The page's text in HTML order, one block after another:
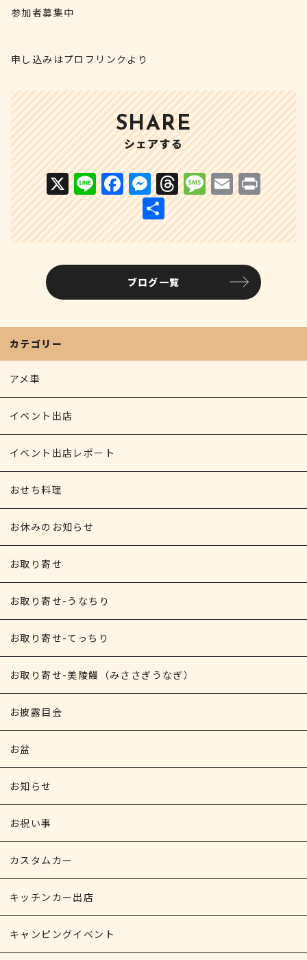
参加者募集中
申し込みはプロフリンクより
SHARE
シェアする
X Li
n
e
F
a
c
e
b
o
k
M
e
s
s
e
n
e
r
T
h
r
e
a
d
M
e
s
s
a
g
E
m
ai
l
P
ri
n
t
共
有
ブログ一覧
カテゴリー
アメ車
イベント出店
イベント出店レポート
おせち料理
お休みのお知らせ
お取り寄せ
お取り寄せ-うなちり
お取り寄せ-てっちり
お取り寄せ-美陵鰻（みささぎうなぎ）
お披露目会
お盆
お知らせ
お祝い事
カスタムカー
キッチンカー出店
キャンピングイベント